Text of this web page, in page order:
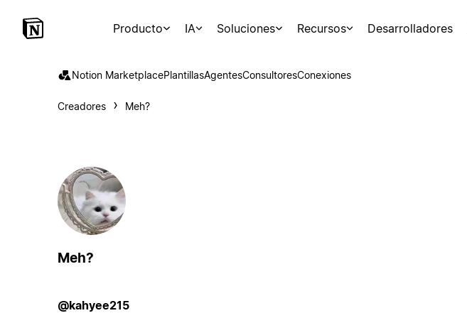
Producto IA Soluciones Recursos Desarrolladores
Notion MarketplacePlantillasAgentesConsultoresConexiones
Creadores Meh?
Meh?
@kahyee215